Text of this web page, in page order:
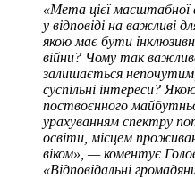
«Мета цієї масштабної
у відповіді на важливі
якою має бути
війни? Чому так
залишається
суспільні інтереси?
поствоєнного
урахуванням спектру
освіти, місцем
віком», — коментує
«Відповідальні